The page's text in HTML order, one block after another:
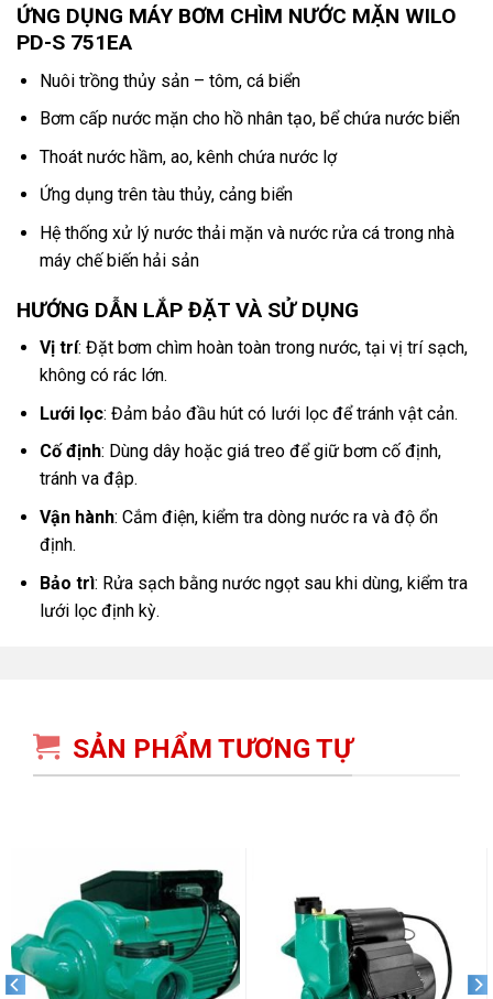
ỨNG DỤNG MÁY BƠM CHÌM NƯỚC MẶN WILO
PD-S 751EA
Nuôi trồng thủy sản – tôm, cá biển
Bơm cấp nước mặn cho hồ nhân tạo, bể chứa nước biển
Thoát nước hầm, ao, kênh chứa nước lợ
Ứng dụng trên tàu thủy, cảng biển
Hệ thống xử lý nước thải mặn và nước rửa cá trong nhà
máy chế biến hải sản
HƯỚNG DẪN LẮP ĐẶT VÀ SỬ DỤNG
Vị trí: Đặt bơm chìm hoàn toàn trong nước, tại vị trí sạch,
không có rác lớn.
Lưới lọc: Đảm bảo đầu hút có lưới lọc để tránh vật cản.
Cố định: Dùng dây hoặc giá treo để giữ bơm cố định,
tránh va đập.
Vận hành: Cắm điện, kiểm tra dòng nước ra và độ ổn
định.
Bảo trì: Rửa sạch bằng nước ngọt sau khi dùng, kiểm tra
lưới lọc định kỳ.
SẢN PHẨM TƯƠNG TỰ